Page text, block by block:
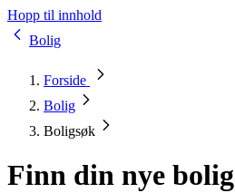
Hopp til innhold
Bolig
Forside
Bolig
Boligsøk
Finn din nye bolig